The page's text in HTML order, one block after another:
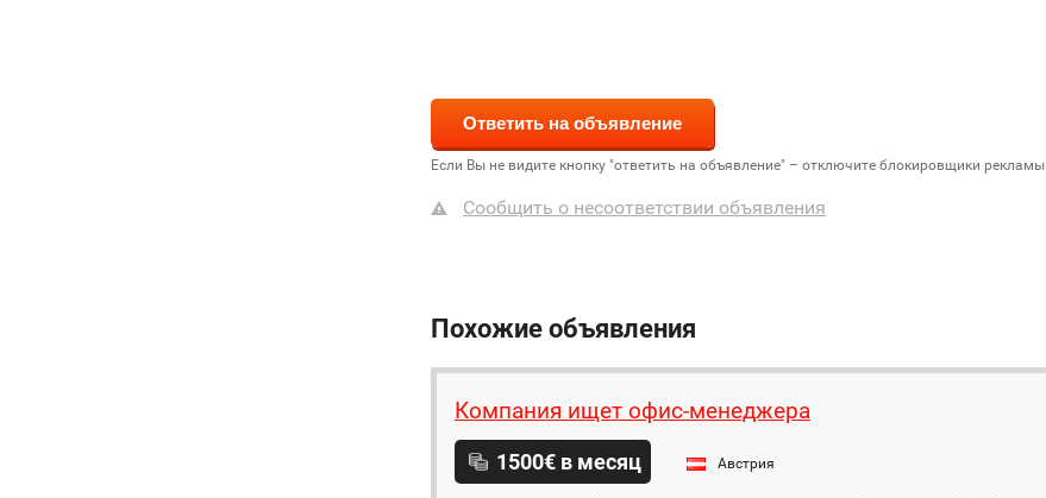
Если Вы не видите кнопку "ответить на объявление" – отключите блокировщики рекламы
Сообщить о несоответствии объявления
Похожие объявления
Компания ищет офис-менеджера
1500€ в месяц Австрия